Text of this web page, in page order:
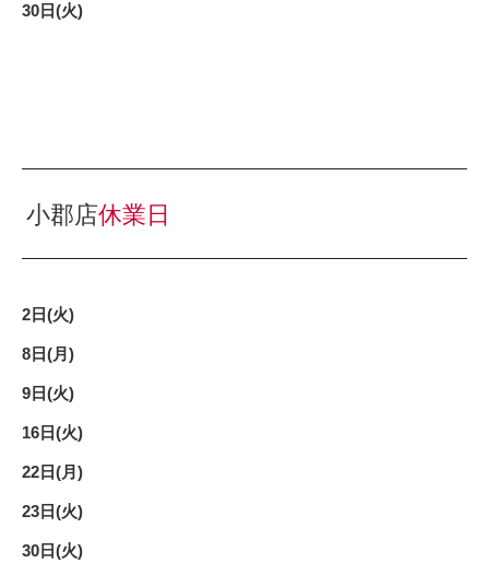
30日(火)
小郡店休業日
2日(火)
8日(月)
9日(火)
16日(火)
22日(月)
23日(火)
30日(火)